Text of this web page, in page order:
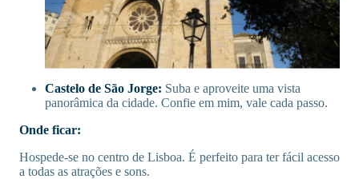
Castelo de São Jorge: Suba e aproveite uma vista
panorâmica da cidade. Confie em mim, vale cada passo.
Onde ficar:
Hospede-se no centro de Lisboa. É perfeito para ter fácil acesso
a todas as atrações e sons.